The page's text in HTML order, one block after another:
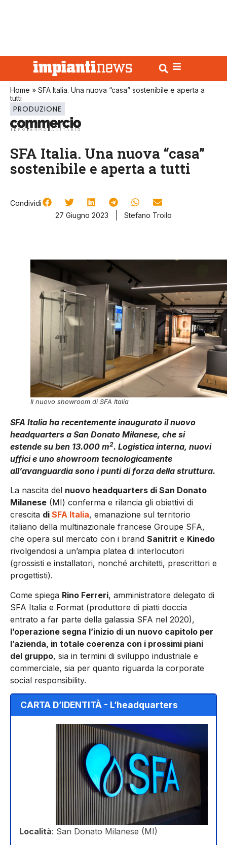
Home » SFA Italia. Una nuova “casa” sostenibile e aperta a
tutti
PRODUZIONE
SFA Italia. Una nuova “casa”
sostenibile e aperta a tutti
Condividi
27 Giugno 2023
Stefano Troilo
Il nuovo showroom di SFA Italia
SFA Italia ha recentemente inaugurato il nuovo
headquarters a San Donato Milanese, che si
estende su ben 13.000 m2. Logistica interna, nuovi
uffici e uno showroom tecnologicamente
all’avanguardia sono i punti di forza della struttura.
La nascita del nuovo headquarters di San Donato
Milanese (MI) conferma e rilancia gli obiettivi di
crescita di SFA Italia, emanazione sul territorio
italiano della multinazionale francese Groupe SFA,
che opera sul mercato con i brand Sanitrit e Kinedo
rivolgendosi a un’ampia platea di interlocutori
(grossisti e installatori, nonché architetti, prescrittori e
progettisti).
Come spiega Rino Ferreri, amministratore delegato di
SFA Italia e Format (produttore di piatti doccia
entrato a far parte della galassia SFA nel 2020),
l’operazione segna l’inizio di un nuovo capitolo per
l’azienda, in totale coerenza con i prossimi piani
del gruppo, sia in termini di sviluppo industriale e
commerciale, sia per quanto riguarda la corporate
social responsibility.
CARTA D’IDENTITÀ - L’headquarters
Località: San Donato Milanese (MI)